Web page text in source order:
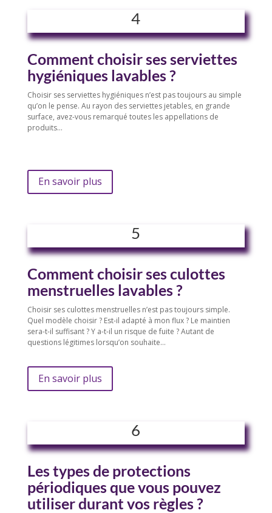
4
Comment choisir ses serviettes
hygiéniques lavables ?
Choisir ses serviettes hygiéniques n’est pas toujours au simple
qu’on le pense. Au rayon des serviettes jetables, en grande
surface, avez-vous remarqué toutes les appellations de
produits…
En savoir plus
5
Comment choisir ses culottes
menstruelles lavables ?
Choisir ses culottes menstruelles n’est pas toujours simple.
Quel modèle choisir ? Est-il adapté à mon flux ? Le maintien
sera-t-il suffisant ? Y a-t-il un risque de fuite ? Autant de
questions légitimes lorsqu’on souhaite…
En savoir plus
6
Les types de protections
périodiques que vous pouvez
utiliser durant vos règles ?